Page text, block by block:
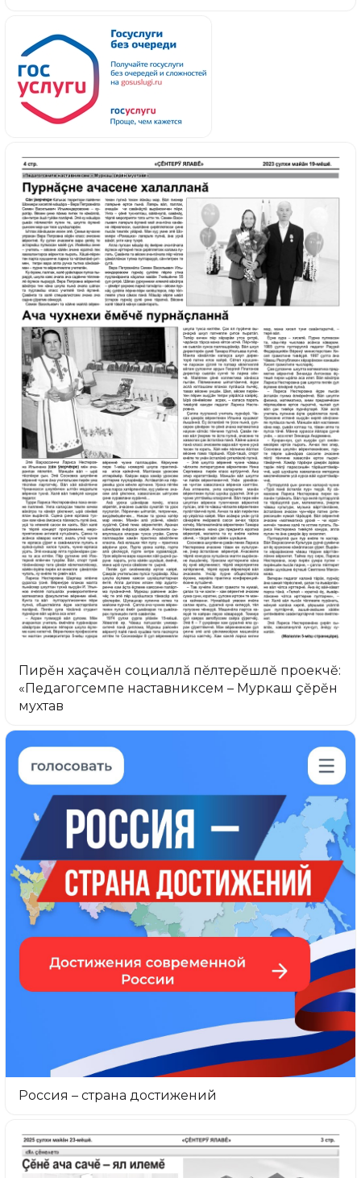
Пирĕн хаçачĕн социаллă пĕлтерĕшлĕ проекчĕ:
«Педагогсемпе наставниксем – Муркаш çĕрĕн
мухтав
Россия – страна достижений